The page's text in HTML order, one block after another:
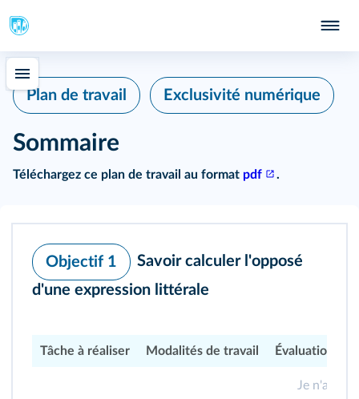
Plan de travail Exclusivité numérique
Sommaire
Téléchargez ce plan de travail au format pdf .
Objectif 1
Savoir calculer l'opposé
d'une expression littérale
Tâche à réaliser Modalités de travail Évaluation
Je n'ai